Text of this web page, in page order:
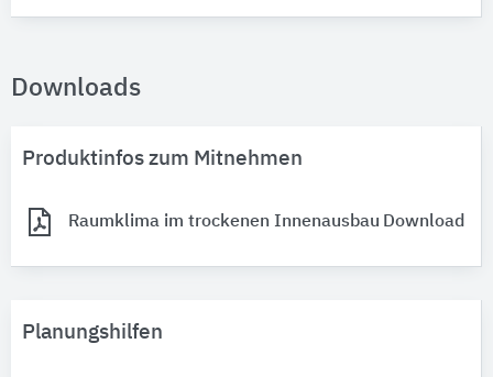
Downloads
Produktinfos zum Mitnehmen
Raumklima im trockenen Innenausbau Download
Planungshilfen